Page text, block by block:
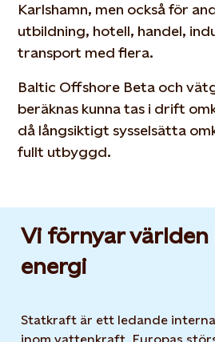
Karlshamn, men också för
utbildning, hotell, handel,
transport med flera.
Baltic Offshore Beta och
beräknas kunna tas i drift
då långsiktigt sysselsätta
fullt utbyggd.
Vi förnyar världen
energi
Statkraft är ett ledande